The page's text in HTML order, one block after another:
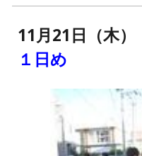
11月21日（木）
１日め